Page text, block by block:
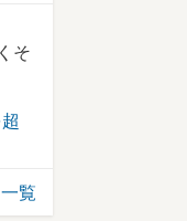
そ
覧